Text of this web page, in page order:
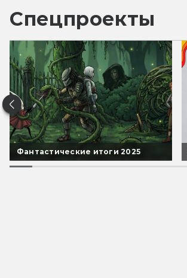
Спецпроекты
Фантастические итоги 2025